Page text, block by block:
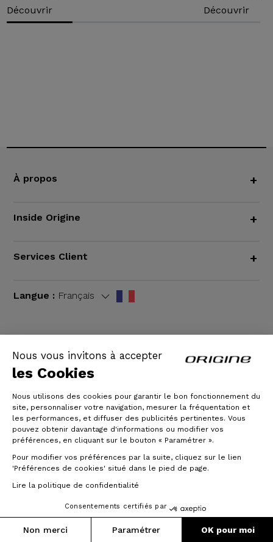
Nous vous invitons à accepter
les Cookies
Nous utilisons des cookies pour garantir le bon fonctionnement du
site, personnaliser votre navigation, mesurer la fréquentation et
les performances, et diffuser des publicités pertinentes. Vous
pouvez obtenir davantage d'informations ou modifier vos
préférences, en cliquant sur le bouton « Paramétrer ».
Pour modifier vos préférences par la suite, cliquez sur le lien
'Préférences de cookies' situé dans le pied de page.
Lire la politique de confidentialité
Consentements certifiés par
Non merci Paramétrer OK pour moi
Découvrir
Découvrir
Prix :
2 720 €
Poids :
8.64 kg Ajouter au panier
À propos +
Inside Origine +
Services Client +
Langue : Français
CGV | Mentions légales
© Origine Cycles